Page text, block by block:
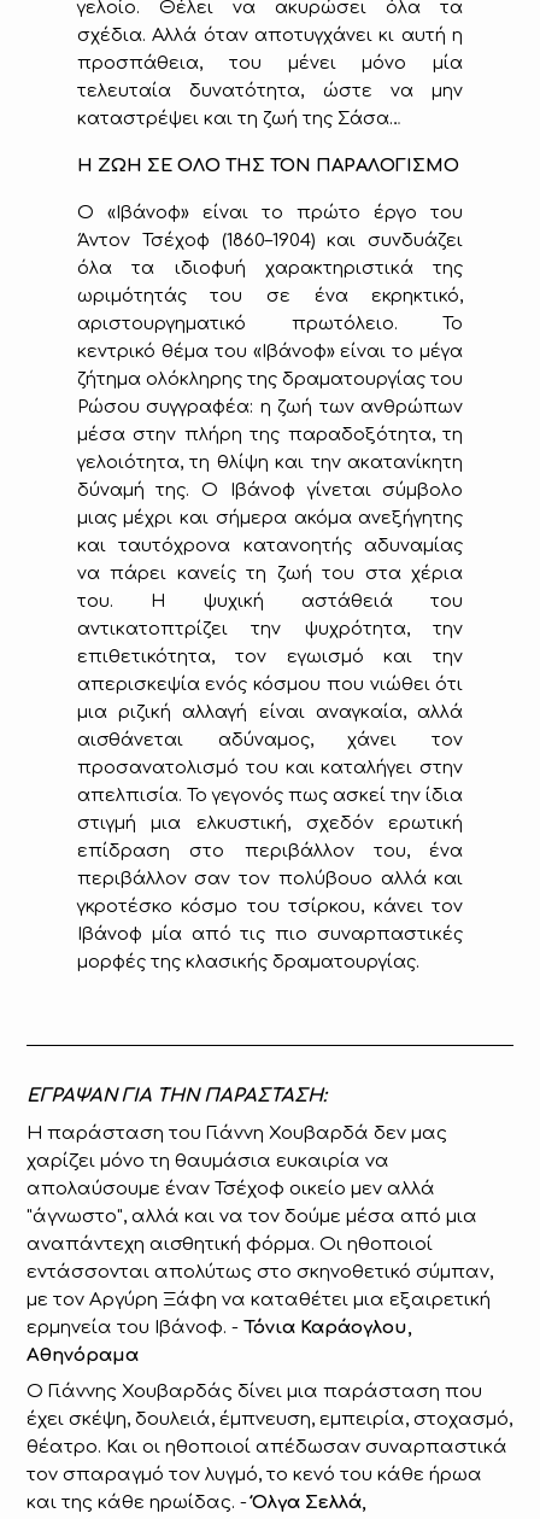
γελοίο. Θέλει να ακυρώσει όλα τα
σχέδια. Αλλά όταν αποτυγχάνει κι αυτή η
προσπάθεια, του μένει μόνο μία
τελευταία δυνατότητα, ώστε να μην
καταστρέψει και τη ζωή της Σάσα…
Η ΖΩΗ ΣΕ ΟΛΟ ΤΗΣ ΤΟΝ ΠΑΡΑΛΟΓΙΣΜΟ
Ο «Ιβάνοφ» είναι το πρώτο έργο του
Άντον Τσέχοφ (1860–1904) και συνδυάζει
όλα τα ιδιοφυή χαρακτηριστικά της
ωριμότητάς του σε ένα εκρηκτικό,
αριστουργηματικό πρωτόλειο. Το
κεντρικό θέμα του «Ιβάνοφ» είναι το μέγα
ζήτημα ολόκληρης της δραματουργίας του
Ρώσου συγγραφέα: η ζωή των ανθρώπων
μέσα στην πλήρη της παραδοξότητα, τη
γελοιότητα, τη θλίψη και την ακατανίκητη
δύναμή της. Ο Ιβάνοφ γίνεται σύμβολο
μιας μέχρι και σήμερα ακόμα ανεξήγητης
και ταυτόχρονα κατανοητής αδυναμίας
να πάρει κανείς τη ζωή του στα χέρια
του. Η ψυχική αστάθειά του
αντικατοπτρίζει την ψυχρότητα, την
επιθετικότητα, τον εγωισμό και την
απερισκεψία ενός κόσμου που νιώθει ότι
μια ριζική αλλαγή είναι αναγκαία, αλλά
αισθάνεται αδύναμος, χάνει τον
προσανατολισμό του και καταλήγει στην
απελπισία. Το γεγονός πως ασκεί την ίδια
στιγμή μια ελκυστική, σχεδόν ερωτική
επίδραση στο περιβάλλον του, ένα
περιβάλλον σαν τον πολύβουο αλλά και
γκροτέσκο κόσμο του τσίρκου, κάνει τον
Ιβάνοφ μία από τις πιο συναρπαστικές
μορφές της κλασικής δραματουργίας.
ΕΓΡΑΨΑΝ ΓΙΑ ΤΗΝ ΠΑΡΑΣΤΑΣΗ:
Η παράσταση του Γιάννη Χουβαρδά δεν μας
χαρίζει μόνο τη θαυμάσια ευκαιρία να
απολαύσουμε έναν Τσέχοφ οικείο μεν αλλά
"άγνωστο", αλλά και να τον δούμε μέσα από μια
αναπάντεχη αισθητική φόρμα. Οι ηθοποιοί
εντάσσονται απολύτως στο σκηνοθετικό σύμπαν,
με τον Αργύρη Ξάφη να καταθέτει μια εξαιρετική
ερμηνεία του Ιβάνοφ. -Τόνια Καράογλου,
Αθηνόραμα
Ο Γιάννης Χουβαρδάς δίνει μια παράσταση που
έχει σκέψη, δουλειά, έμπνευση, εμπειρία, στοχασμό,
θέατρο. Και οι ηθοποιοί απέδωσαν συναρπαστικά
τον σπαραγμό τον λυγμό, το κενό του κάθε ήρωα
και της κάθε ηρωίδας. -Όλγα Σελλά,